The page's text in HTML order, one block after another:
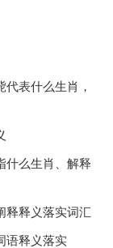
表什么生肖，
什么生肖、解释
释释义落实词汇
语释义落实